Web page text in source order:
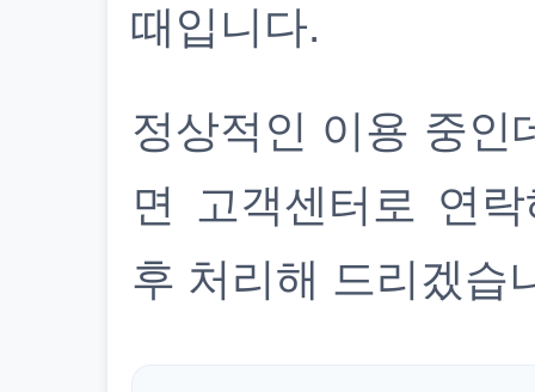
때입니다.
정상적인 이용 중인
면 고객센터로 연
후 처리해 드리겠습